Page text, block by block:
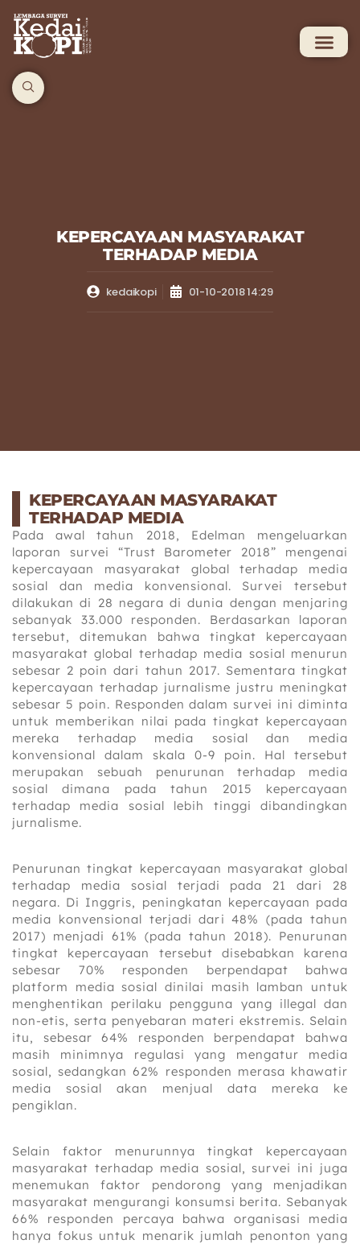
KEPERCAYAAN MASYARAKAT
TERHADAP MEDIA
kedaikopi 01-10-2018 14:29
KEPERCAYAAN MASYARAKAT
TERHADAP MEDIA
Pada awal tahun 2018, Edelman mengeluarkan
laporan survei “Trust Barometer 2018” mengenai
kepercayaan masyarakat global terhadap media
sosial dan media konvensional. Survei tersebut
dilakukan di 28 negara di dunia dengan menjaring
sebanyak 33.000 responden. Berdasarkan laporan
tersebut, ditemukan bahwa tingkat kepercayaan
masyarakat global terhadap media sosial menurun
sebesar 2 poin dari tahun 2017. Sementara tingkat
kepercayaan terhadap jurnalisme justru meningkat
sebesar 5 poin. Responden dalam survei ini diminta
untuk memberikan nilai pada tingkat kepercayaan
mereka terhadap media sosial dan media
konvensional dalam skala 0-9 poin. Hal tersebut
merupakan sebuah penurunan terhadap media
sosial dimana pada tahun 2015 kepercayaan
terhadap media sosial lebih tinggi dibandingkan
jurnalisme.
Penurunan tingkat kepercayaan masyarakat global
terhadap media sosial terjadi pada 21 dari 28
negara. Di Inggris, peningkatan kepercayaan pada
media konvensional terjadi dari 48% (pada tahun
2017) menjadi 61% (pada tahun 2018). Penurunan
tingkat kepercayaan tersebut disebabkan karena
sebesar 70% responden berpendapat bahwa
platform media sosial dinilai masih lamban untuk
menghentikan perilaku pengguna yang illegal dan
non-etis, serta penyebaran materi ekstremis. Selain
itu, sebesar 64% responden berpendapat bahwa
masih minimnya regulasi yang mengatur media
sosial, sedangkan 62% responden merasa khawatir
media sosial akan menjual data mereka ke
pengiklan.
Selain faktor menurunnya tingkat kepercayaan
masyarakat terhadap media sosial, survei ini juga
menemukan faktor pendorong yang menjadikan
masyarakat mengurangi konsumsi berita. Sebanyak
66% responden percaya bahwa organisasi media
hanya fokus untuk menarik jumlah penonton yang